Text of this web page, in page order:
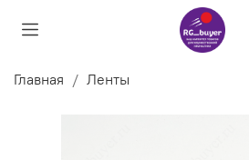
Главная Ленты